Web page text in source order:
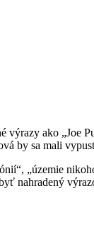
ako „Joe
by sa mali
„územie
nahradený